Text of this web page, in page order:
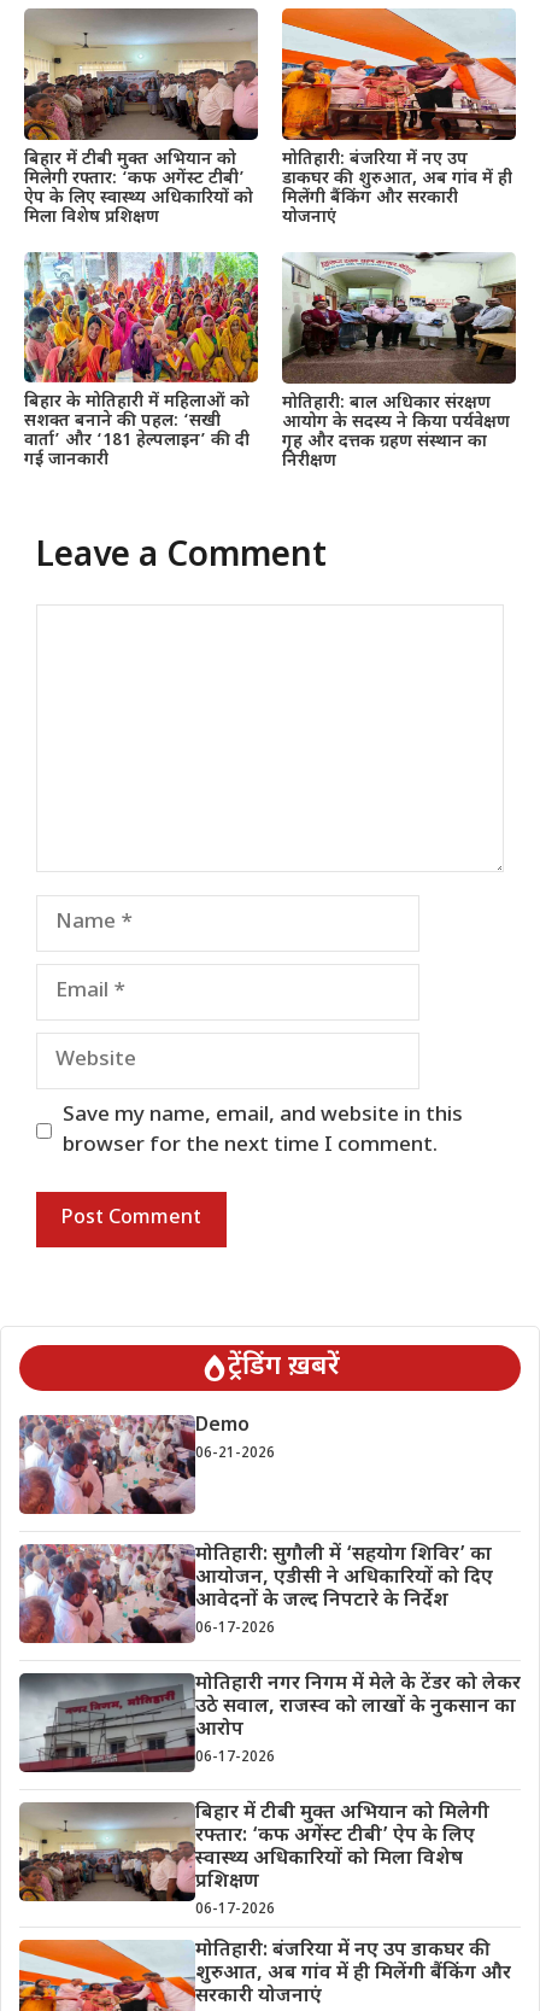
बिहार में टीबी मुक्त अभियान को
मिलेगी रफ्तार: ‘कफ अगेंस्ट टीबी’
ऐप के लिए स्वास्थ्य अधिकारियों को
मिला विशेष प्रशिक्षण
मोतिहारी: बंजरिया में नए उप
डाकघर की शुरुआत, अब गांव में ही
मिलेंगी बैंकिंग और सरकारी
योजनाएं
बिहार के मोतिहारी में महिलाओं को
सशक्त बनाने की पहल: ‘सखी
वार्ता’ और ‘181 हेल्पलाइन’ की दी
गई जानकारी
मोतिहारी: बाल अधिकार संरक्षण
आयोग के सदस्य ने किया पर्यवेक्षण
गृह और दत्तक ग्रहण संस्थान का
निरीक्षण
Leave a Comment
Name
Email
Website
Save my name, email, and website in this
browser for the next time I comment.
ट्रेंडिंग ख़बरें
Demo
06-21-2026
मोतिहारी: सुगौली में ‘सहयोग शिविर’ का
आयोजन, एडीसी ने अधिकारियों को दिए
आवेदनों के जल्द निपटारे के निर्देश
06-17-2026
मोतिहारी नगर निगम में मेले के टेंडर को लेकर
उठे सवाल, राजस्व को लाखों के नुकसान का
आरोप
06-17-2026
बिहार में टीबी मुक्त अभियान को मिलेगी
रफ्तार: ‘कफ अगेंस्ट टीबी’ ऐप के लिए
स्वास्थ्य अधिकारियों को मिला विशेष
प्रशिक्षण
06-17-2026
मोतिहारी: बंजरिया में नए उप डाकघर की
शुरुआत, अब गांव में ही मिलेंगी बैंकिंग और
सरकारी योजनाएं